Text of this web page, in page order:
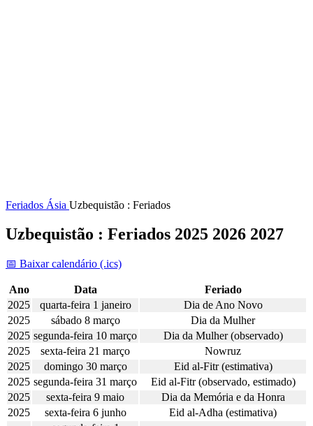
Feriados Ásia Uzbequistão : Feriados
Uzbequistão : Feriados 2025 2026 2027
📅 Baixar calendário (.ics)
Ano Data
Feriado
2025
quarta-feira 1 janeiro
Dia de Ano Novo
2025
sábado 8 março
Dia da Mulher
2025 segunda-feira 10 março
Dia da Mulher (observado)
2025
sexta-feira 21 março
Nowruz
2025
domingo 30 março
Eid al-Fitr (estimativa)
2025 segunda-feira 31 março
Eid al-Fitr (observado, estimado)
2025
sexta-feira 9 maio
Dia da Memória e da Honra
2025
sexta-feira 6 junho
Eid al-Adha (estimativa)